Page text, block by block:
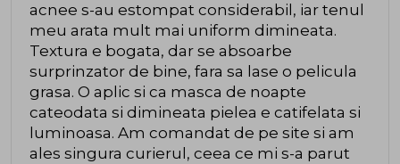
acnee s-au estompat considerabil, iar tenul
meu arata mult mai uniform dimineata.
Textura e bogata, dar se absoarbe
surprinzator de bine, fara sa lase o pelicula
grasa. O aplic si ca masca de noapte
cateodata si dimineata pielea e catifelata si
luminoasa. Am comandat de pe site si am
ales singura curierul, ceea ce mi s-a parut